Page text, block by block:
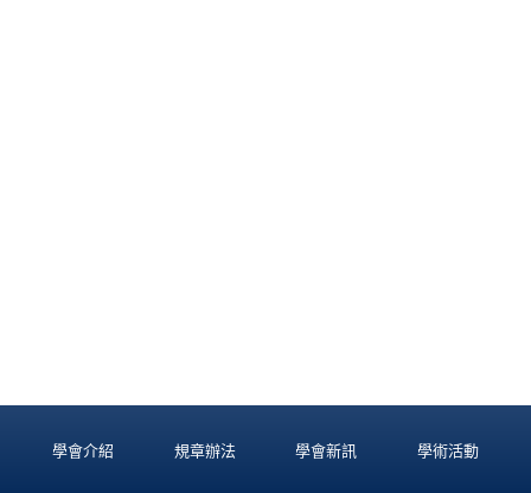
學會介紹 規章辦法 學會新訊 學術活動